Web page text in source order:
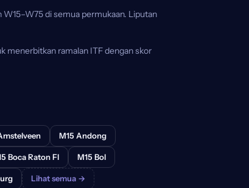
di semua permukaan. Liputan
menerbitkan ramalan ITF dengan skor
M15 Andong
Boca Raton Fl M15 Bol
Lihat semua →